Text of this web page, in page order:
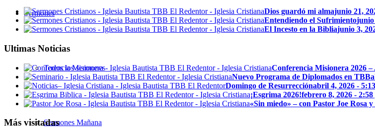
Sermones
Todos los sermones
Sermones Mañana
Dios guardó mi almajunio 21,
Entendiendo el Sufrimientojunio
El Incesto en la Bibliajunio 3,
Ultimas Noticias
Conferencia Misionera 2026 –
Nuevo Programa de Diplomados en TBB
Domingo de Resurrecciónabril 4, 2026 -
¡Esgrima 2026!febrero 8, 2026 - 2:58
«Sin miedo» – con Pastor Joe Rosa
Más visitadas